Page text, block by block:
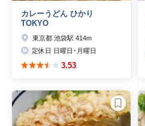
カレーうどん ひかり
TOKYO
東京都 池袋駅 414m
定休日 日曜日･月曜日
3.53